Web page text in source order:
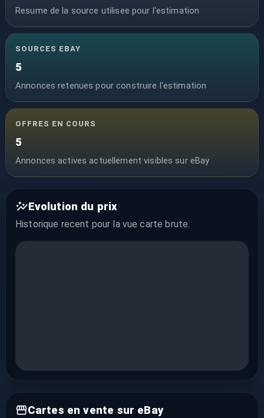
Resume de la source utilisee pour l'estimation
SOURCES EBAY
5
Annonces retenues pour construire l'estimation
OFFRES EN COURS
5
Annonces actives actuellement visibles sur eBay
Evolution du prix
Historique recent pour la vuecarte brute.
Cartes en vente sur eBay